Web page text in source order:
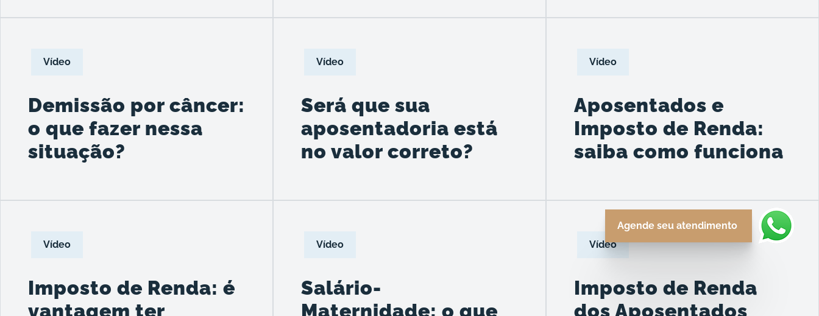
Agende seu atendimento
Vídeo
Demissão por câncer:
o que fazer nessa
situação?
Vídeo
Será que sua
aposentadoria está
no valor correto?
Vídeo
Aposentados e
Imposto de Renda:
saiba como funciona
Vídeo
Imposto de Renda: é
vantagem ter
Vídeo
Salário-
Maternidade: o que
Vídeo
Imposto de Renda
dos Aposentados